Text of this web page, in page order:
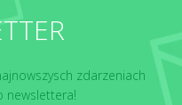
zdarzeniach
newslettera!